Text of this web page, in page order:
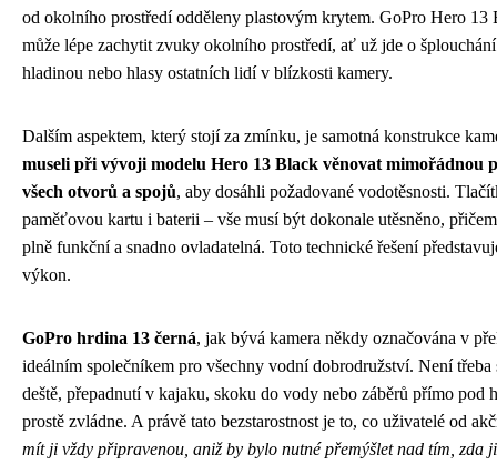
od okolního prostředí odděleny plastovým krytem. GoPro Hero 13
může lépe zachytit zvuky okolního prostředí, ať už jde o
hladinou nebo hlasy ostatních lidí v blízkosti kamery.
Dalším aspektem, který stojí za zmínku, je samotná konstrukce
museli při vývoji modelu Hero 13 Black věnovat mimořádnou
všech otvorů a spojů, aby dosáhli požadované vodotěsnosti.
paměťovou kartu i baterii – vše musí být dokonale utěsněno,
plně funkční a snadno ovladatelná. Toto technické řešení
výkon.
GoPro hrdina 13 černá, jak bývá kamera někdy označována v
ideálním společníkem pro všechny vodní dobrodružství. Není třeba
deště, přepadnutí v kajaku, skoku do vody nebo záběrů přímo pod
prostě zvládne. A právě tato bezstarostnost je to, co uživatelé od
mít ji vždy připravenou, aniž by bylo nutné přemýšlet nad tím, zda